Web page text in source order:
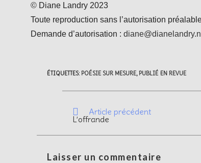
© Diane Landry 2023
Toute reproduction sans l’autorisation
Demande d’autorisation :
ÉTIQUETTES: POÉSIE SUR MESURE, PUBLIÉ EN REVUE
Article précédent
L’offrande
Laisser un commentaire